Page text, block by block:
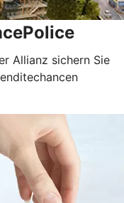
Allianz sichern Sie